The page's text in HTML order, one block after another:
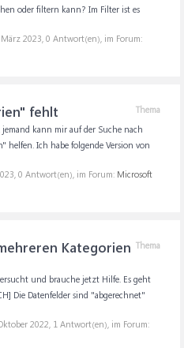
oder filtern kann? Im Filter ist es
2023, 0 Antwort(en), im Forum:
Thema
fehlt
kann mir auf der Suche nach
helfen. Ich habe folgende Version von
, 0 Antwort(en), im Forum: Microsoft
Thema
Kategorien
und brauche jetzt Hilfe. Es geht
Die Datenfelder sind "abgerechnet"
2022, 1 Antwort(en), im Forum: